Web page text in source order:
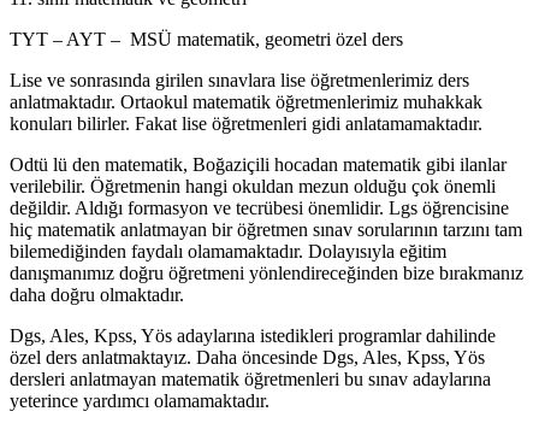
TYT – AYT – MSÜ matematik, geometri özel ders
Lise ve sonrasında girilen sınavlara lise öğretmenlerimiz ders
anlatmaktadır. Ortaokul matematik öğretmenlerimiz muhakkak
konuları bilirler. Fakat lise öğretmenleri gidi anlatamamaktadır.
Odtü lü den matematik, Boğaziçili hocadan matematik gibi ilanlar
verilebilir. Öğretmenin hangi okuldan mezun olduğu çok önemli
değildir. Aldığı formasyon ve tecrübesi önemlidir. Lgs öğrencisine
hiç matematik anlatmayan bir öğretmen sınav sorularının tarzını tam
bilemediğinden faydalı olamamaktadır. Dolayısıyla eğitim
danışmanımız doğru öğretmeni yönlendireceğinden bize bırakmanız
daha doğru olmaktadır.
Dgs, Ales, Kpss, Yös adaylarına istedikleri programlar dahilinde
özel ders anlatmaktayız. Daha öncesinde Dgs, Ales, Kpss, Yös
dersleri anlatmayan matematik öğretmenleri bu sınav adaylarına
yeterince yardımcı olamamaktadır.